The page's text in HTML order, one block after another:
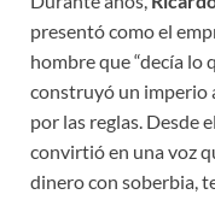
presentó como el
hombre que “decía lo
construyó un imperio
por las reglas. Desde
convirtió en una voz
dinero con soberbia,